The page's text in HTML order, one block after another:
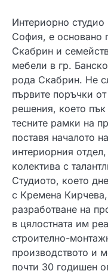
Интериорно студио
София, е основано
Скабрин и
мебели в гр.
рода Скабрин. Не
първите поръчки
решения, което
тесните рамки на
поставя началото
интериорния
колектива с
Студиото, което
с Кремена
разработване на
в цялостната им
строително-
производството и
почти 30 годишен